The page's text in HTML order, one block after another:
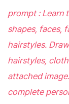
prompt : Learn
shapes, faces,
hairstyles.
hairstyles,
attached
complete